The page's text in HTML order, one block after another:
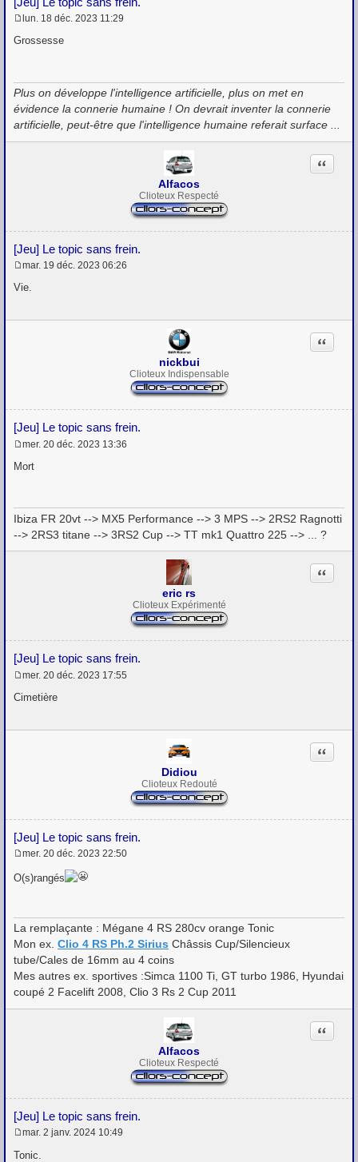
e
g
e
lun. 18 déc. 2023 11:29
Grossesse
Plus on développe l'intelligence artificielle, plus on met en
évidence la connerie humaine ! On devrait inventer la connerie
artificielle, peut-être que l'intelligence humaine referait surface ...
Alfacos
Clioteux Respecté
[Jeu] Le topic sans frein.
Citation
e
a
mar. 19 déc. 2023 06:26
Vie.
nickbui
Clioteux Indispensable
[Jeu] Le topic sans frein.
Citation
e
g
e
mer. 20 déc. 2023 13:36
Mort
Ibiza FR 20vt --> MX5 Performance --> 3 MPS --> 2RS2 Ragnotti
--> 2RS3 titane --> 3RS2 Cup --> TT mk1 Quattro 225 --> ... ?
eric rs
Clioteux Expérimenté
[Jeu] Le topic sans frein.
Citation
e
a
mer. 20 déc. 2023 17:55
Cimetière
Didiou
Clioteux Redouté
[Jeu] Le topic sans frein.
Citation
e
s
g
e
mer. 20 déc. 2023 22:50
O(s)rangés
La remplaçante : Mégane 4 RS 280cv orange Tonic
Mon ex. Clio 4 RS Ph.2 Sirius Châssis Cup/Silencieux
tube/Cales de 16mm au 4 coins
Mes autres ex. sportives :Simca 1100 Ti, GT turbo 1986, Hyundai
coupé 2 Facelift 2008, Clio 3 Rs 2 Cup 2011
Alfacos
Clioteux Respecté
[Jeu] Le topic sans frein.
Citation
e
mar. 2 janv. 2024 10:49
Tonic.